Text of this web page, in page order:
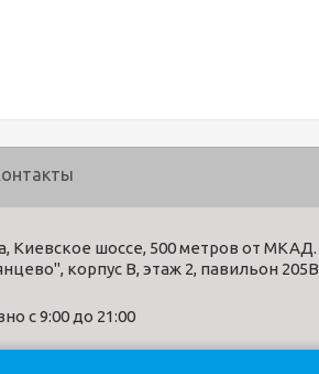
Киевское шоссе, 500 метров от МКАД.
корпус В, этаж 2, павильон 205В
с 9:00 до 21:00